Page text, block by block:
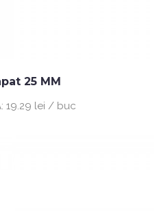
25 MM
19.29 lei / buc